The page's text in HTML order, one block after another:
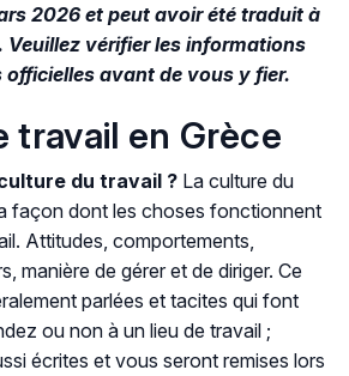
2026 et peut avoir été traduit à
vérifier les informations
officielles avant de vous y fier.
travail en Grèce
du travail ? La culture du
façon dont les choses fonctionnent
Attitudes, comportements,
manière de gérer et de diriger. Ce
parlées et tacites qui font
ou non à un lieu de travail ;
écrites et vous seront remises lors